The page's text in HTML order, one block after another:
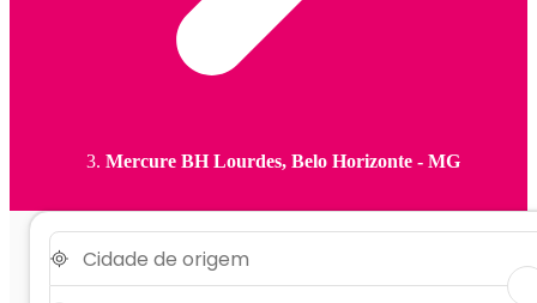
Mercure BH Lourdes, Belo Horizonte - MG